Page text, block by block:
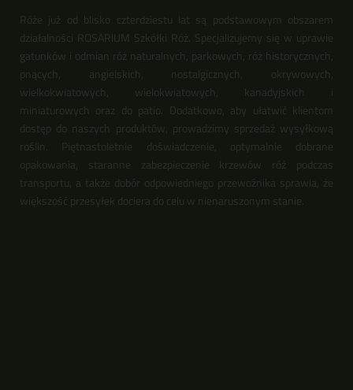
Róże już od blisko czterdziestu lat są podstawowym obszarem
działalności ROSARIUM Szkółki Róż. Specjalizujemy się w uprawie
gatunków i odmian róż naturalnych, parkowych, róż historycznych,
pnących, angielskich, nostalgicznych, okrywowych,
wielkokwiatowych, wielokwiatowych, kanadyjskich i
miniaturowych oraz do patio. Dodatkowo, aby ułatwić klientom
dostęp do naszych produktów, prowadzimy sprzedaż wysyłkową
roślin. Piętnastoletnie doświadczenie, optymalnie dobrane
opakowania, staranne zabezpieczenie krzewów róż podczas
transportu, a także dobór odpowiedniego przewoźnika sprawia, że
większość przesyłek dociera do celu w nienaruszonym stanie.